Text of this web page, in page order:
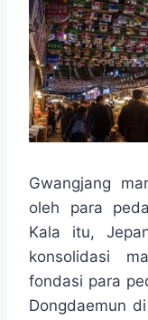
Gwangjang
oleh para
Kala itu,
konsolidasi
fondasi para
Dongdaemun